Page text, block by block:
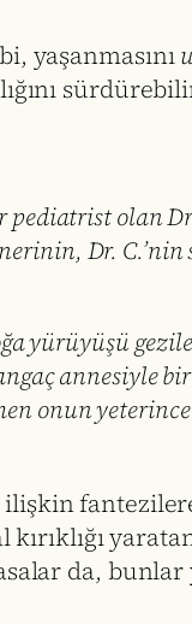
yaşanmasını
pediatrist olan
Dr. C.’nin
yürüyüşü
annesiyle
onun
da,